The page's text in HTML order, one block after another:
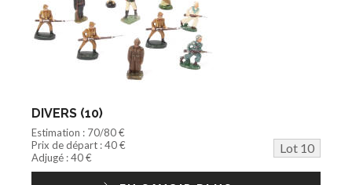
DIVERS (10)
Estimation : 70/80 €
Prix de départ : 40 €
Lot 10
Adjugé : 40 €